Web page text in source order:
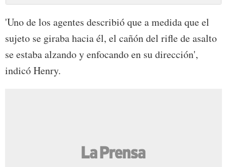
'Uno de los agentes describió que a medida que el
sujeto se giraba hacia él, el cañón del rifle de asalto
se estaba alzando y enfocando en su dirección',
indicó Henry.